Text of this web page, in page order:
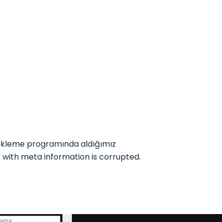
programında aldığımız
with meta information is corrupted.